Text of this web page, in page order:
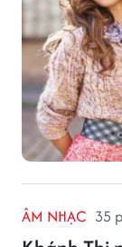
ÂM NHẠC 35